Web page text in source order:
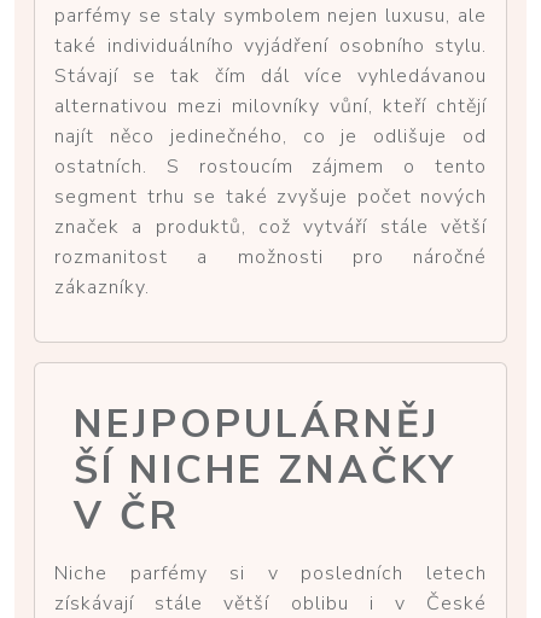
parfémy se staly symbolem nejen luxusu, ale
také individuálního vyjádření osobního stylu.
Stávají se tak čím dál více vyhledávanou
alternativou mezi milovníky vůní, kteří chtějí
najít něco jedinečného, co je odlišuje od
ostatních. S rostoucím zájmem o tento
segment trhu se také zvyšuje počet nových
značek a produktů, což vytváří stále větší
rozmanitost a možnosti pro náročné
zákazníky.
NEJPOPULÁRNĚJ
ŠÍ NICHE ZNAČKY
V ČR
Niche parfémy si v posledních letech
získávají stále větší oblibu i v České